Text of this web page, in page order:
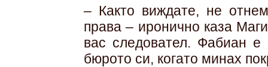
– Както виждате, не
права – иронично каза
вас следовател. Фабиан
бюрото си, когато минах